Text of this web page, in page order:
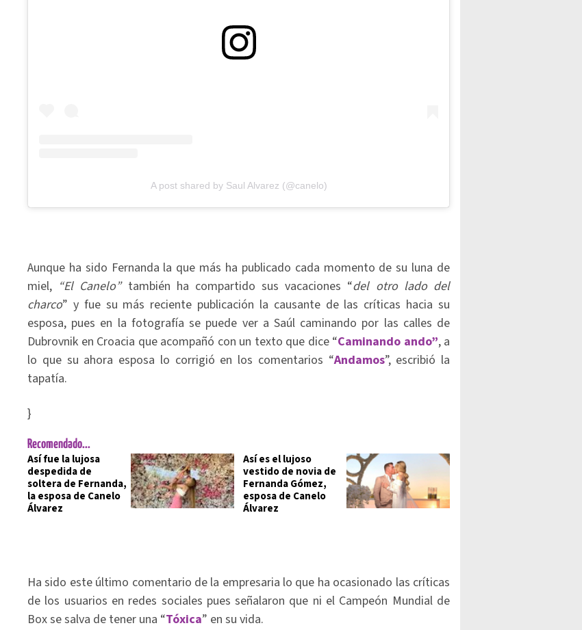
A post shared by Saul Alvarez (@canelo)
Aunque ha sido Fernanda la que más ha publicado cada momento de su luna de
miel, “El Canelo”también ha compartido sus vacaciones “del otro lado del
charco” y fue su más reciente publicación la causante de las críticas hacia su
esposa, pues en la fotografía se puede ver a Saúl caminando por las calles de
Dubrovnik en Croacia que acompañó con un texto que dice “Caminando ando”, a
lo que su ahora esposa lo corrigió en los comentarios “Andamos”, escribió la
tapatía.
}
Recomendado...
Así fue la lujosa
despedida de
soltera de Fernanda,
la esposa de Canelo
Álvarez
Así es el lujoso
vestido de novia de
Fernanda Gómez,
esposa de Canelo
Álvarez
Ha sido este último comentario de la empresaria lo que ha ocasionado las críticas
de los usuarios en redes sociales pues señalaron que ni el Campeón Mundial de
Box se salva de tener una “Tóxica” en su vida.